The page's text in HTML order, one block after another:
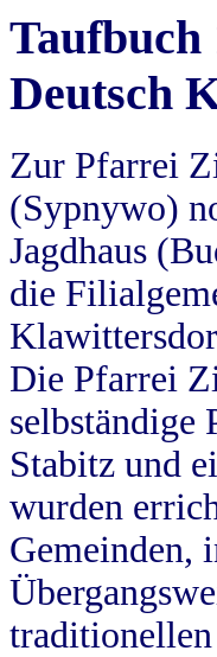
Taufbuch
Deutsch
Zur Pfarrei
(Sypnywo)
Jagdhaus
die
Die Pfarrei
Stabitz und
wurden
Gemeinden,